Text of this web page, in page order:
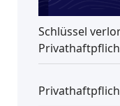
Schlüssel